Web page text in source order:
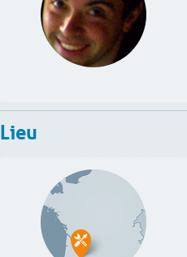
Lieu